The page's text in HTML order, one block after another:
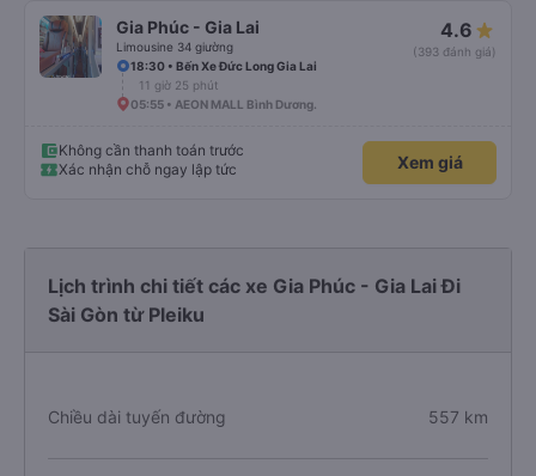
Gia Phúc - Gia Lai
Limousine 34 giường
4.6
(393 đánh giá)
18:30 • Bến Xe Đức Long Gia Lai
11 giờ 25 phút
05:55 • AEON MALL Bình Dương.
Không cần thanh toán trước
Xác nhận chỗ ngay lập tức
Xem giá
Lịch trình chi tiết các xe Gia Phúc - Gia Lai Đi
Sài Gòn từ Pleiku
Chiều dài tuyến đường 557 km